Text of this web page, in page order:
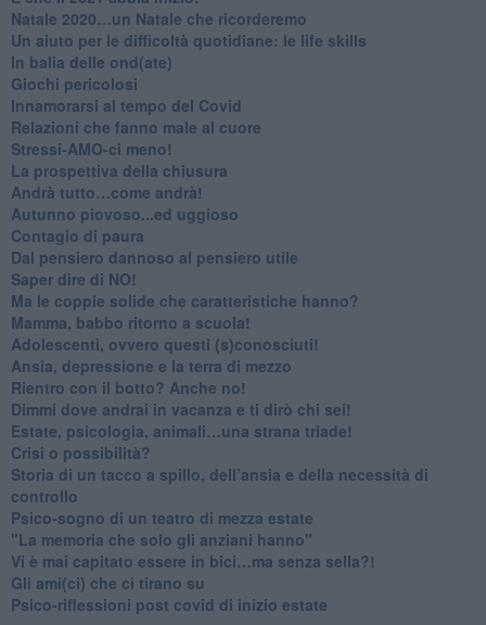
​Natale 2020…un Natale che ricorderemo
Un aiuto per le difficoltà quotidiane: le life skills
​In balia delle ond(ate)
Giochi pericolosi
Innamorarsi al tempo del Covid
​Relazioni che fanno male al cuore
​Stressi-AMO-ci meno!
​La prospettiva della chiusura
​Andrà tutto…come andrà!
Autunno piovoso...ed uggioso
​Contagio di paura
​Dal pensiero dannoso al pensiero utile
​Saper dire di NO!
​Ma le coppie solide che caratteristiche hanno?
​Mamma, babbo ritorno a scuola!
Adolescenti, ovvero questi (s)conosciuti!
Ansia, depressione e la terra di mezzo
​Rientro con il botto? Anche no!
Dimmi dove andrai in vacanza e ti dirò chi sei!
​Estate, psicologia, animali…una strana triade!
​Crisi o possibilità?
​Storia di un tacco a spillo, dell’ansia e della necessità di
controllo
​Psico-sogno di un teatro di mezza estate
"La memoria che solo gli anziani hanno"
​Vi è mai capitato essere in bici…ma senza sella?!
​Gli ami(ci) che ci tirano su
Psico-riflessioni post covid di inizio estate